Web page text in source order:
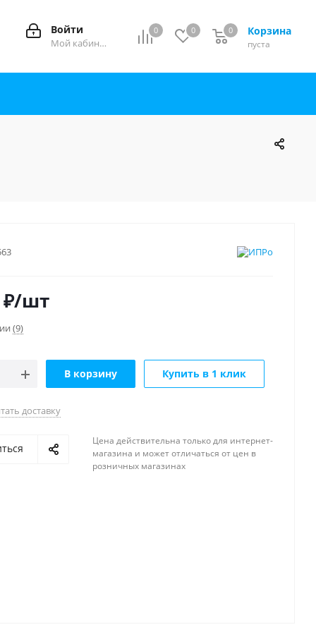
0 0 Корзина
0
пуста
0
Войти
Мой кабинет
/шт
(9)
В корзину Купить в 1 клик
доставку
Цена действительна только для интернет-
магазина и может отличаться от цен в
розничных магазинах